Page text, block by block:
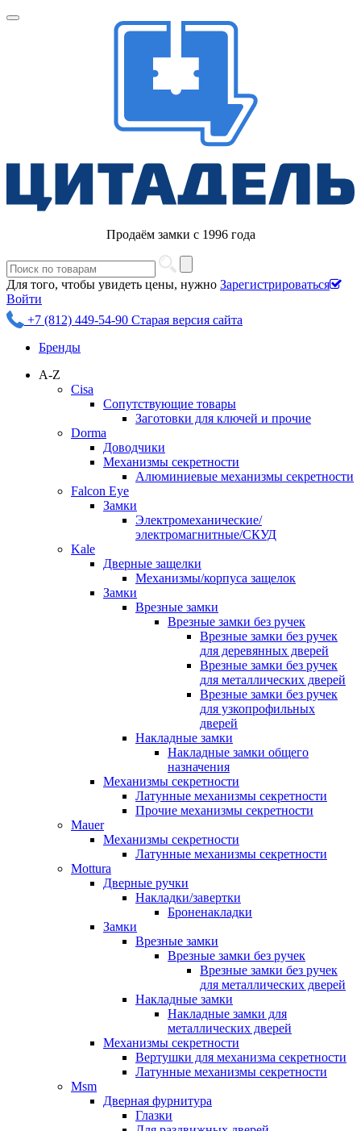
Продаём замки с 1996 года
Для того, чтобы увидеть цены, нужно Зарегистрироваться
Войти
+7 (812) 449-54-90 Старая версия сайта
Бренды
A-Z
Cisa
Сопутствующие товары
Заготовки для ключей и прочие
Dorma
Доводчики
Механизмы секретности
Алюминиевые механизмы секретности
Falcon Eye
Замки
Электромеханические/
электромагнитные/СКУД
Kale
Дверные защелки
Механизмы/корпуса защелок
Замки
Врезные замки
Врезные замки без ручек
Врезные замки без ручек
для деревянных дверей
Врезные замки без ручек
для металлических дверей
Врезные замки без ручек
для узкопрофильных
дверей
Накладные замки
Накладные замки общего
назначения
Механизмы секретности
Латунные механизмы секретности
Прочие механизмы секретности
Mauer
Механизмы секретности
Латунные механизмы секретности
Mottura
Дверные ручки
Накладки/завертки
Броненакладки
Замки
Врезные замки
Врезные замки без ручек
Врезные замки без ручек
для металлических дверей
Накладные замки
Накладные замки для
металлических дверей
Механизмы секретности
Вертушки для механизма секретности
Латунные механизмы секретности
Msm
Дверная фурнитура
Глазки